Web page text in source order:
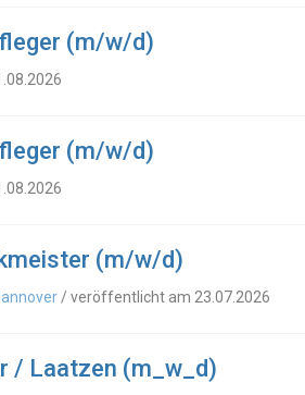
(m/w/d)
(m/w/d)
(m/w/d)
/ veröffentlicht am 23.07.2026
/ Laatzen (m_w_d)